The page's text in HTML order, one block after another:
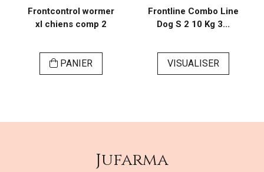
Frontcontrol wormer
xl chiens comp 2
PANIER
Frontline Combo Line
Dog S 2 10 Kg 3...
VISUALISER
Jufarma